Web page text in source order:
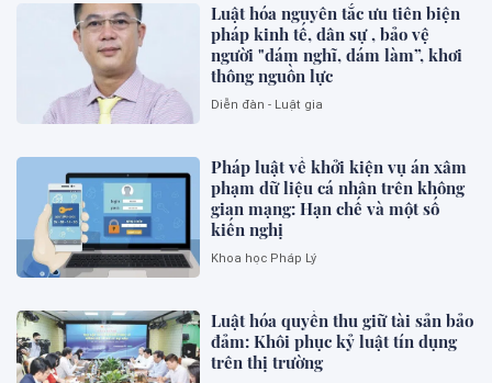
Luật hóa nguyên tắc ưu tiên biện
pháp kinh tế, dân sự , bảo vệ
người "dám nghĩ, dám làm”, khơi
thông nguồn lực
Diễn đàn - Luật gia
Pháp luật về khởi kiện vụ án xâm
phạm dữ liệu cá nhân trên không
gian mạng: Hạn chế và một số
kiến nghị
Khoa học Pháp Lý
Luật hóa quyền thu giữ tài sản bảo
đảm: Khôi phục kỷ luật tín dụng
trên thị trường